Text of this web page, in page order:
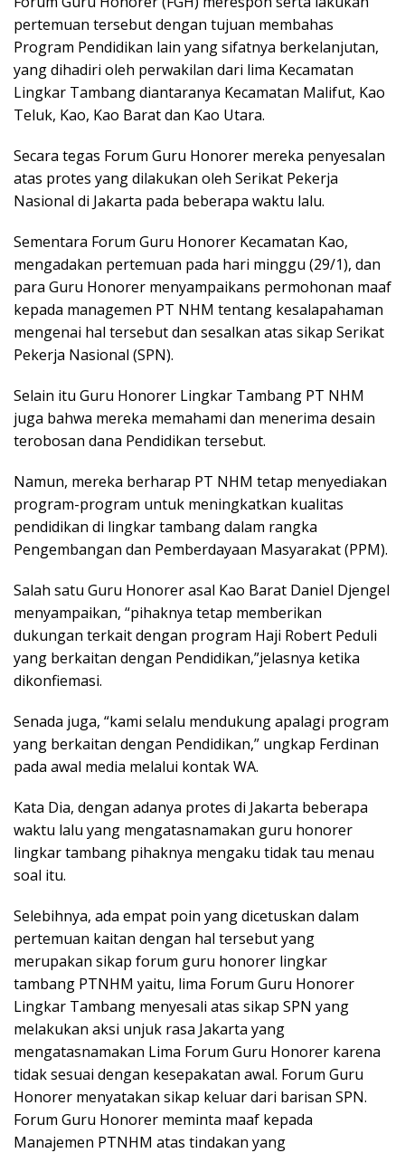
pertemuan tersebut dengan tujuan membahas
Program Pendidikan lain yang sifatnya berkelanjutan,
yang dihadiri oleh perwakilan dari lima Kecamatan
Lingkar Tambang diantaranya Kecamatan Malifut, Kao
Teluk, Kao, Kao Barat dan Kao Utara.
Secara tegas Forum Guru Honorer mereka penyesalan
atas protes yang dilakukan oleh Serikat Pekerja
Nasional di Jakarta pada beberapa waktu lalu.
Sementara Forum Guru Honorer Kecamatan Kao,
mengadakan pertemuan pada hari minggu (29/1), dan
para Guru Honorer menyampaikans permohonan maaf
kepada managemen PT NHM tentang kesalapahaman
mengenai hal tersebut dan sesalkan atas sikap Serikat
Pekerja Nasional (SPN).
Selain itu Guru Honorer Lingkar Tambang PT NHM
juga bahwa mereka memahami dan menerima desain
terobosan dana Pendidikan tersebut.
Namun, mereka berharap PT NHM tetap menyediakan
program-program untuk meningkatkan kualitas
pendidikan di lingkar tambang dalam rangka
Pengembangan dan Pemberdayaan Masyarakat (PPM).
Salah satu Guru Honorer asal Kao Barat Daniel Djengel
menyampaikan, “pihaknya tetap memberikan
dukungan terkait dengan program Haji Robert Peduli
yang berkaitan dengan Pendidikan,”jelasnya ketika
dikonfiemasi.
Senada juga, “kami selalu mendukung apalagi program
yang berkaitan dengan Pendidikan,” ungkap Ferdinan
pada awal media melalui kontak WA.
Kata Dia, dengan adanya protes di Jakarta beberapa
waktu lalu yang mengatasnamakan guru honorer
lingkar tambang pihaknya mengaku tidak tau menau
soal itu.
Selebihnya, ada empat poin yang dicetuskan dalam
pertemuan kaitan dengan hal tersebut yang
merupakan sikap forum guru honorer lingkar
tambang PTNHM yaitu, lima Forum Guru Honorer
Lingkar Tambang menyesali atas sikap SPN yang
melakukan aksi unjuk rasa Jakarta yang
mengatasnamakan Lima Forum Guru Honorer karena
tidak sesuai dengan kesepakatan awal. Forum Guru
Honorer menyatakan sikap keluar dari barisan SPN.
Forum Guru Honorer meminta maaf kepada
Manajemen PTNHM atas tindakan yang